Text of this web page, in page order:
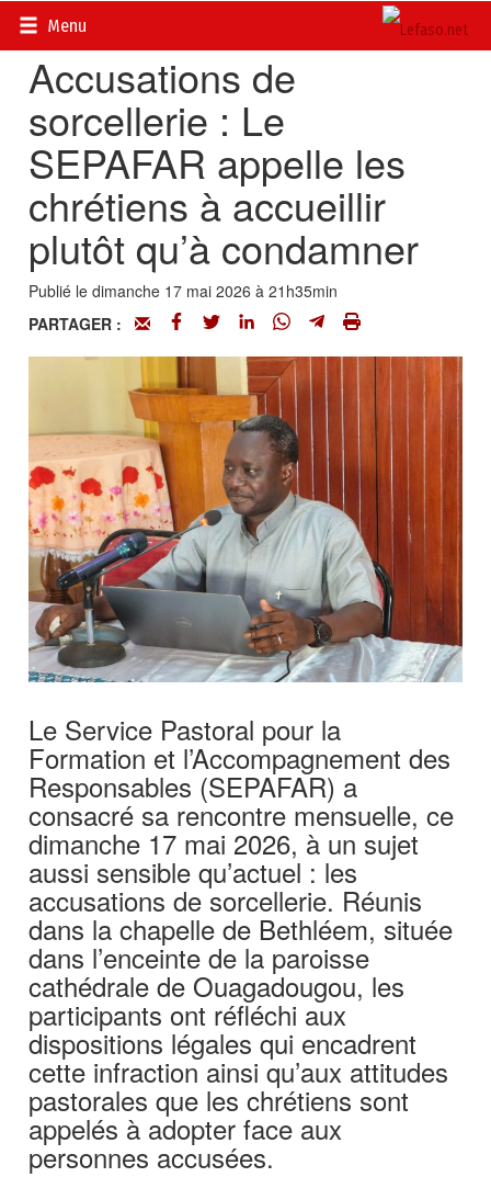
Menu
Accueil>
‎Accusations de
sorcellerie : Le
SEPAFAR appelle les
chrétiens à accueillir
plutôt qu’à condamner ‎
Publié le dimanche 17 mai 2026 à 21h35min
PARTAGER :
‎Le Service Pastoral pour la
Formation et l’Accompagnement des
Responsables (SEPAFAR) a
consacré sa rencontre mensuelle, ce
dimanche 17 mai 2026, à un sujet
aussi sensible qu’actuel : les
accusations de sorcellerie. Réunis
dans la chapelle de Bethléem, située
dans l’enceinte de la paroisse
cathédrale de Ouagadougou, les
participants ont réfléchi aux
dispositions légales qui encadrent
cette infraction ainsi qu’aux attitudes
pastorales que les chrétiens sont
appelés à adopter face aux
personnes accusées.